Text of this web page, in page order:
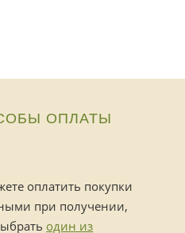
ОПЛАТЫ
оплатить покупки
при получении,
один из